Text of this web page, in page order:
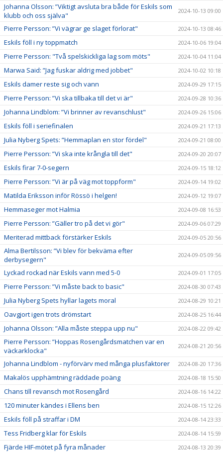
Johanna Olsson: ”Viktigt avsluta bra både för Eskils som
klubb och oss själva"
2024-10-13 09:00
Pierre Persson: ”Vi vägrar ge slaget förlorat" 2024-10-13 08:46
Eskils föll i ny toppmatch 2024-10-06 19:04
Pierre Persson: "Två spelskickliga lag som möts" 2024-10-04 11:04
Marwa Said: ”Jag fuskar aldrig med jobbet" 2024-10-02 10:18
Eskils damer reste sig och vann 2024-09-29 17:15
Pierre Persson: ”Vi ska tillbaka till det vi är" 2024-09-28 10:36
Johanna Lindblom: ”Vi brinner av revanschlust" 2024-09-26 15:06
Eskils föll i seriefinalen 2024-09-21 17:13
Julia Nyberg Spets: ”Hemmaplan en stor fördel" 2024-09-21 08:00
Pierre Persson: ”Vi ska inte krångla till det" 2024-09-20 20:07
Eskils firar 7-0-segern 2024-09-15 18:12
Pierre Persson: ”Vi är på väg mot toppform" 2024-09-14 19:02
Matilda Eriksson inför Rössö i helgen! 2024-09-12 19:07
Hemmaseger mot Halmia 2024-09-08 16:53
Pierre Persson: ”Gäller tro på det vi gör" 2024-09-06 07:29
Meriterad mittback förstärker Eskils 2024-09-05 20:56
Alma Bertilsson: ”Vi blev för bekväma efter
derbysegern"
2024-09-05 09:56
Lyckad rockad när Eskils vann med 5-0 2024-09-01 17:05
Pierre Persson: ”Vi måste back to basic" 2024-08-30 07:43
Julia Nyberg Spets hyllar lagets moral 2024-08-29 10:21
Oavgjort igen trots drömstart 2024-08-25 16:44
Johanna Olsson: ”Alla måste steppa upp nu" 2024-08-22 09:42
Pierre Persson: ”Hoppas Rosengårdsmatchen var en
väckarklocka"
2024-08-21 20:56
Johanna Lindblom - nyförvärv med många plusfaktorer 2024-08-20 17:36
Makalös upphämtning räddade poäng 2024-08-18 15:50
Chans till revansch mot Rosengård 2024-08-16 14:22
120 minuter kändes i Ellens ben 2024-08-15 12:26
Eskils föll på straffar i DM 2024-08-14 23:33
Tess Fridberg klar för Eskils 2024-08-14 15:59
Fjärde HIF-mötet på fyra månader 2024-08-13 20:39